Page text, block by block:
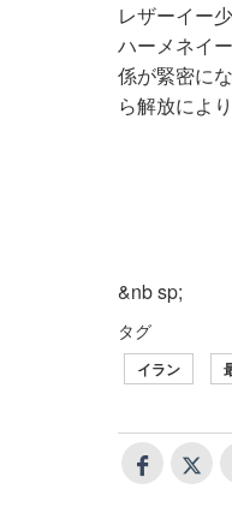
レザーイー
ハーメネイ
係が緊密に
ら解放によ
&nb sp;
タグ
イラン